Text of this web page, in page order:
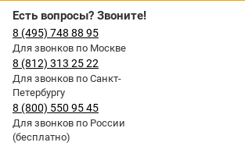
Есть вопросы? Звоните!
8 (495) 748 88 95
Для звонков по Москве
8 (812) 313 25 22
Для звонков по Санкт-
Петербургу
8 (800) 550 95 45
Для звонков по России
(бесплатно)